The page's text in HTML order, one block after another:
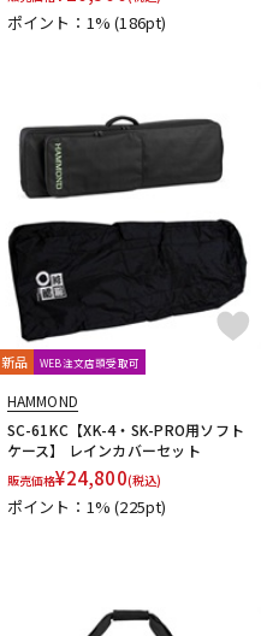
ポイント：1%(186pt)
新品 WEB注文店頭受取可
HAMMOND
SC-61KC【XK-4・SK-PRO用ソフト
ケース】 レインカバーセット
販売価格¥24,800(税込)
ポイント：1%(225pt)